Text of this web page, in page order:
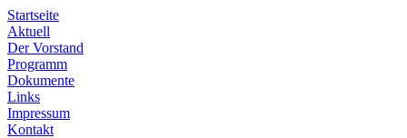
Startseite
Aktuell
Der Vorstand
Programm
Dokumente
Links
Impressum
Kontakt